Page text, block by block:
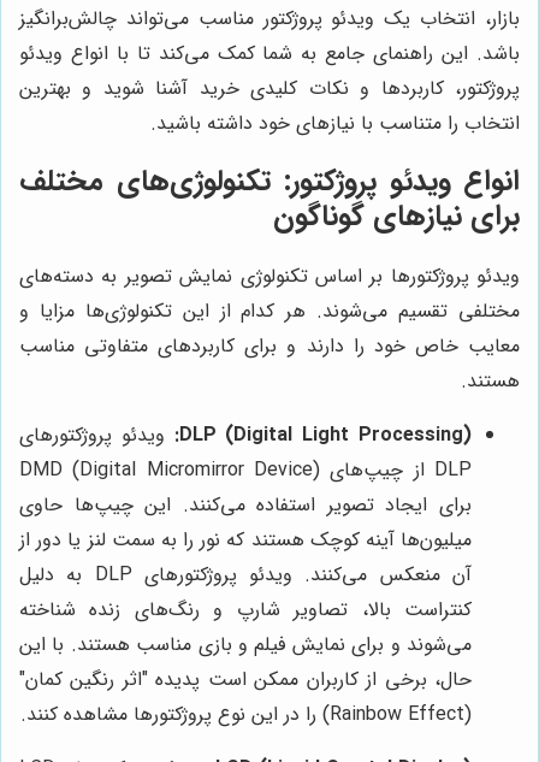
بازار، انتخاب یک ویدئو پروژکتور مناسب می‌تواند چالش‌برانگیز
باشد. این راهنمای جامع به شما کمک می‌کند تا با انواع ویدئو
پروژکتور، کاربردها و نکات کلیدی خرید آشنا شوید و بهترین
انتخاب را متناسب با نیازهای خود داشته باشید.
انواع ویدئو پروژکتور: تکنولوژی‌های مختلف
برای نیازهای گوناگون
ویدئو پروژکتورها بر اساس تکنولوژی نمایش تصویر به دسته‌های
مختلفی تقسیم می‌شوند. هر کدام از این تکنولوژی‌ها مزایا و
معایب خاص خود را دارند و برای کاربردهای متفاوتی مناسب
هستند.
DLP (Digital Light Processing): ویدئو پروژکتورهای
DLP از چیپ‌های DMD (Digital Micromirror Device)
برای ایجاد تصویر استفاده می‌کنند. این چیپ‌ها حاوی
میلیون‌ها آینه کوچک هستند که نور را به سمت لنز یا دور از
آن منعکس می‌کنند. ویدئو پروژکتورهای DLP به دلیل
کنتراست بالا، تصاویر شارپ و رنگ‌های زنده شناخته
می‌شوند و برای نمایش فیلم و بازی مناسب هستند. با این
حال، برخی از کاربران ممکن است پدیده "اثر رنگین کمان"
(Rainbow Effect) را در این نوع پروژکتورها مشاهده کنند.